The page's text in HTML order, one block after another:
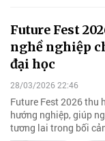
Future Fest
nghề nghiệp
đại học
28/03/2026 22:46
Future Fest 2026 thu
hướng nghiệp, giúp
tương lai trong bối